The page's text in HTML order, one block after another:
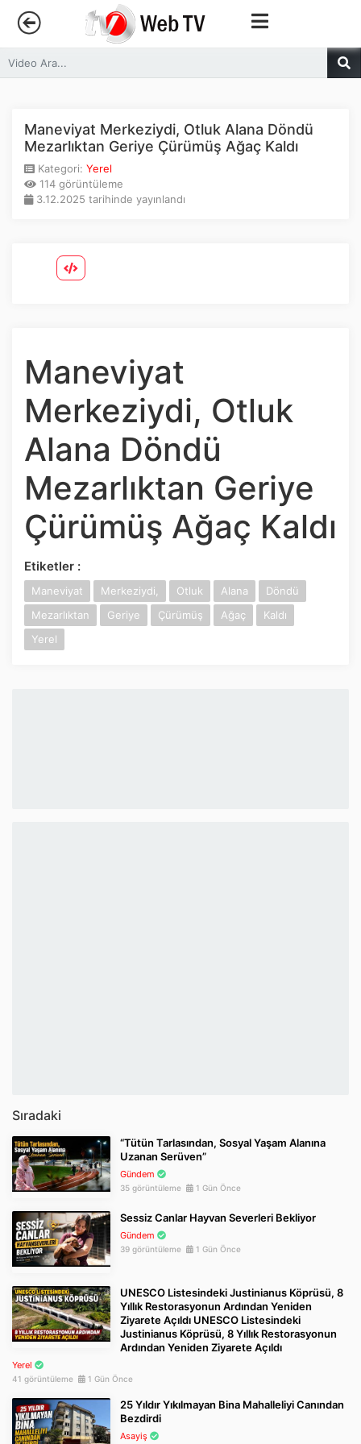
Anasayfa
Canlı Yayın
Kategoriler
İnstagram
Twitter
Google Play
App Store
Maneviyat Merkeziydi, Otluk Alana Döndü
Mezarlıktan Geriye Çürümüş Ağaç Kaldı
Kategori: Yerel
114 görüntüleme
3.12.2025 tarihinde yayınlandı
Maneviyat
Merkeziydi, Otluk
Alana Döndü
Mezarlıktan Geriye
Çürümüş Ağaç Kaldı
Etiketler :
Maneviyat Merkeziydi, Otluk Alana
Döndü
Mezarlıktan
Geriye Çürümüş Ağaç
Kaldı
Yerel
Sıradaki
“Tütün Tarlasından, Sosyal Yaşam Alanına
Uzanan Serüven”
Gündem
35 görüntüleme 1 Gün Önce
Sessiz Canlar Hayvan Severleri Bekliyor
Gündem
39 görüntüleme 1 Gün Önce
UNESCO Listesindeki Justinianus Köprüsü, 8
Yıllık Restorasyonun Ardından Yeniden
Ziyarete Açıldı UNESCO Listesindeki
Justinianus Köprüsü, 8 Yıllık Restorasyonun
Ardından Yeniden Ziyarete Açıldı
Yerel
41 görüntüleme 1 Gün Önce
25 Yıldır Yıkılmayan Bina Mahalleliyi Canından
Bezdirdi
Asayiş